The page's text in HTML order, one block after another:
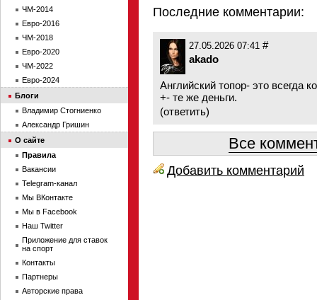
Последние комментарии:
27.05.2026 07:41 #
akado
Английский топор- это всегда
+- те же деньги.
(ответить)
Все
Добавить комментарий
ЧМ-2014
Евро-2016
ЧМ-2018
Евро-2020
ЧМ-2022
Евро-2024
Блоги
Владимир Стогниенко
Александр Гришин
О сайте
Правила
Вакансии
Telegram-канал
Мы ВКонтакте
Мы в Facebook
Наш Twitter
Приложение для ставок
на спорт
Контакты
Партнеры
Авторские права